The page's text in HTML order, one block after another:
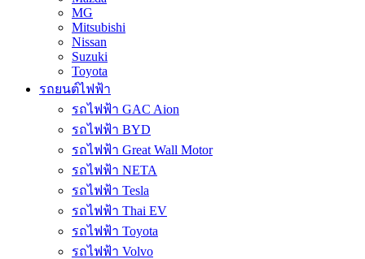
MG
Mitsubishi
Nissan
Suzuki
Toyota
รถยนต์ไฟฟ้า
รถไฟฟ้า GAC Aion
รถไฟฟ้า BYD
รถไฟฟ้า Great Wall Motor
รถไฟฟ้า NETA
รถไฟฟ้า Tesla
รถไฟฟ้า Thai EV
รถไฟฟ้า Toyota
รถไฟฟ้า Volvo